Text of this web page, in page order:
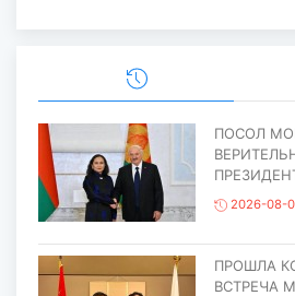
ПОСОЛ
2026-08-
ПРОШЛА
ВСТРЕЧА